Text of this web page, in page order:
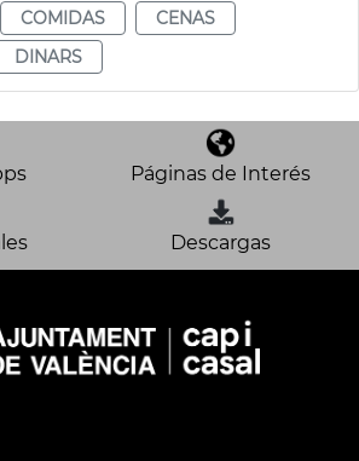
COMIDAS
CENAS
DINARS
Páginas de Interés
Descargas